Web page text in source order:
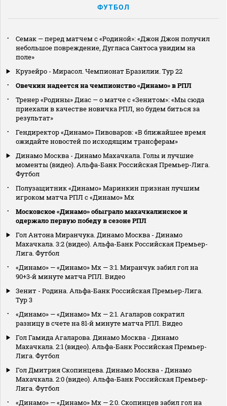
ФУТБОЛ
Семак — перед матчем с «Родиной»: «Джон Джон получил
небольшое повреждение, Дугласа Сантоса увидим на
поле»
Крузейро - Мирасол. Чемпионат Бразилии. Тур 22
Овечкин надеется на чемпионство «Динамо» в РПЛ
Тренер «Родины» Диас — о матче с «Зенитом»: «Мы сюда
приехали в качестве новичка РПЛ, но будем биться за
результат»
Гендиректор «Динамо» Пивоваров: «В ближайшее время
ожидайте новостей по исходящим трансферам»
Динамо Москва - Динамо Махачкала. Голы и лучшие
моменты (видео). Альфа-Банк Российская Премьер-Лига.
Футбол
Полузащитник «Динамо» Маринкин признан лучшим
игроком матча РПЛ с «Динамо» Мх
Московское «Динамо» обыграло махачкалинское и
одержало первую победу в сезоне РПЛ
Гол Антона Миранчука. Динамо Москва - Динамо
Махачкала. 3:2 (видео). Альфа-Банк Российская Премьер-
Лига. Футбол
«Динамо» — «Динамо» Мх — 3:1. Миранчук забил гол на
90+3‑й минуте матча РПЛ. Видео
Зенит - Родина. Альфа-Банк Российская Премьер-Лига.
Тур 3
«Динамо» — «Динамо» Мх — 2:1. Агаларов сократил
разницу в счете на 81‑й минуте матча РПЛ. Видео
Гол Гамида Агаларова. Динамо Москва - Динамо
Махачкала. 2:1 (видео). Альфа-Банк Российская Премьер-
Лига. Футбол
Гол Дмитрия Скопинцева. Динамо Москва - Динамо
Махачкала. 2:0 (видео). Альфа-Банк Российская Премьер-
Лига. Футбол
«Динамо» — «Динамо» Мх — 2:0. Скопинцев забил гол на